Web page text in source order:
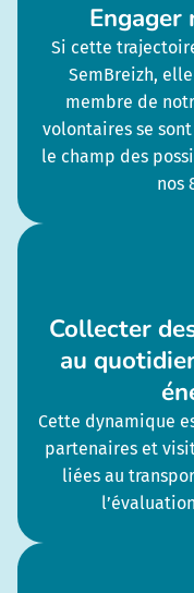
Engager
Si cette
SemBreizh,
membre de
volontaires se
le champ des
nos
Collecter
au
Cette dynamique
partenaires et
liées au